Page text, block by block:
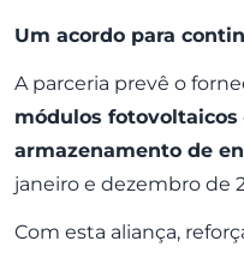
Um acordo para
A parceria prevê o
módulos fotovoltaicos
armazenamento de
janeiro e dezembro de
Com esta aliança,